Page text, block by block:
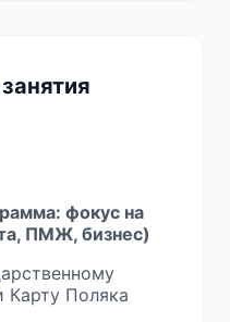
фокус на
ПМЖ, бизнес)
Карту Поляка